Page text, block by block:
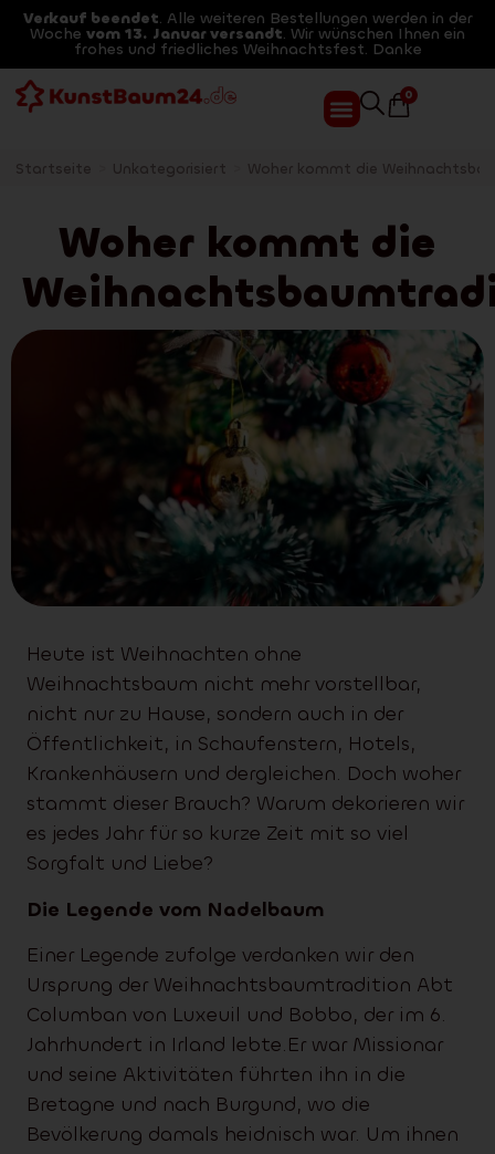
Verkauf beendet. Alle weiteren Bestellungen werden in der
Woche vom 13. Januar versandt. Wir wünschen Ihnen ein
frohes und friedliches Weihnachtsfest. Danke
0
Startseite Unkategorisiert Woher kommt die
Woher kommt die
Heute ist Weihnachten ohne
Weihnachtsbaum nicht mehr vorstellbar,
nicht nur zu Hause, sondern auch in der
Öffentlichkeit, in Schaufenstern, Hotels,
Krankenhäusern und dergleichen. Doch woher
stammt dieser Brauch? Warum dekorieren wir
es jedes Jahr für so kurze Zeit mit so viel
Sorgfalt und Liebe?
Die Legende vom Nadelbaum
Einer Legende zufolge verdanken wir den
Ursprung der Weihnachtsbaumtradition Abt
Columban von Luxeuil und Bobbo, der im 6.
Jahrhundert in Irland lebte.Er war Missionar
und seine Aktivitäten führten ihn in die
Bretagne und nach Burgund, wo die
Bevölkerung damals heidnisch war. Um ihnen